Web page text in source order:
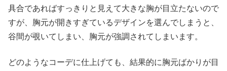
具合であればすっきりと見えて大きな胸が目立たないので
すが、胸元が開きすぎているデザインを選んでしまうと、
谷間が覗いてしまい、胸元が強調されてしまいます。
どのようなコーデに仕上げても、結果的に胸元ばかりが目